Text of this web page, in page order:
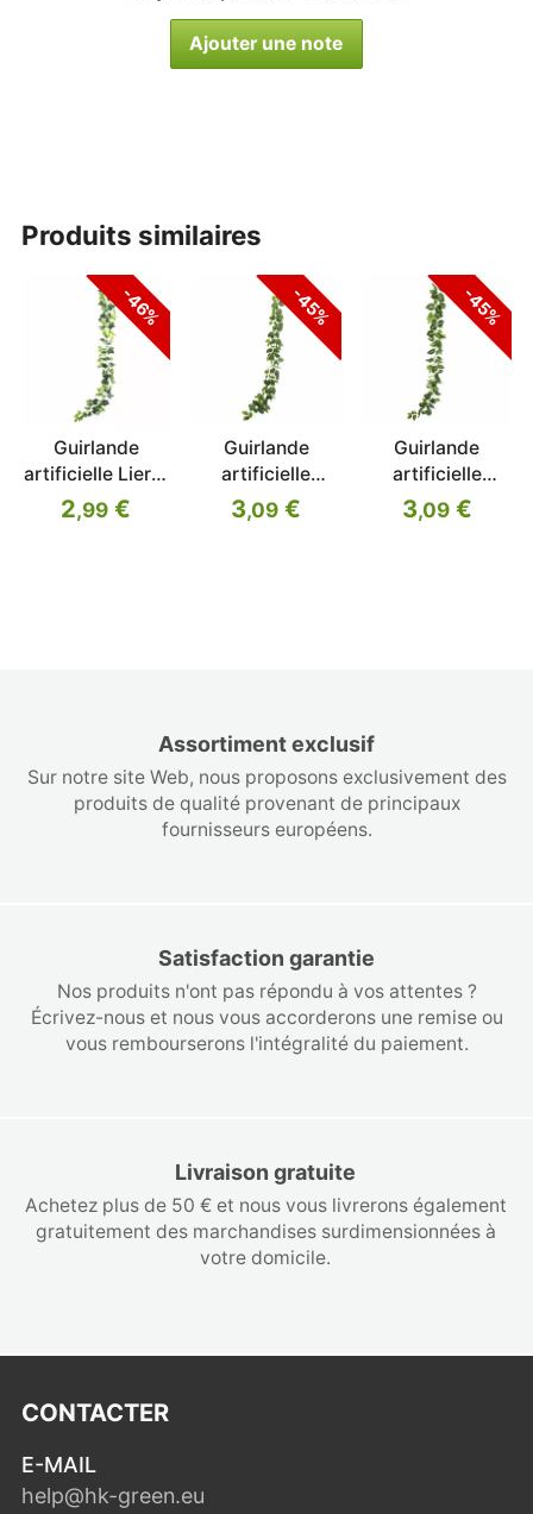
Assortiment exclusif
Sur notre site Web, nous proposons exclusivement des
produits de qualité provenant de principaux
fournisseurs européens.
Satisfaction garantie
Nos produits n'ont pas répondu à vos attentes ?
Écrivez-nous et nous vous accorderons une remise ou
vous rembourserons l'intégralité du paiement.
Livraison gratuite
Achetez plus de 50 € et nous vous livrerons également
gratuitement des marchandises surdimensionnées à
votre domicile.
Ajouter une note
produits similaires
-46%
Guirlande
artificielle Lierre
blanc-vert 190
cm
2,99 €
-45%
Guirlande
artificielle
Fitónia 190 cm
3,09 €
-45%
Guirlande
artificielle
Potosovec 190
cm
3,09€
CONTACTER
E-MAIL
help@hk-green.eu